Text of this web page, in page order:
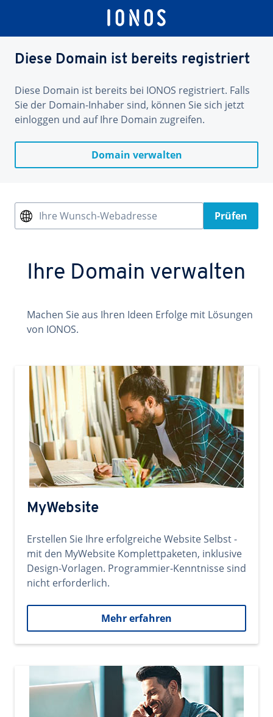
Diese Domain ist bereits registriert
Diese Domain ist bereits bei IONOS registriert. Falls
Sie der Domain-Inhaber sind, können Sie sich jetzt
einloggen und auf Ihre Domain zugreifen.
Domain verwalten
Ihre Wunsch-Webadresse Prüfen
Ihre Domain verwalten
Machen Sie aus Ihren Ideen Erfolge mit Lösungen
von IONOS.
MyWebsite
Erstellen Sie Ihre erfolgreiche Website Selbst -
mit den MyWebsite Komplettpaketen, inklusive
Design-Vorlagen. Programmier-Kenntnisse sind
nicht erforderlich.
Mehr erfahren